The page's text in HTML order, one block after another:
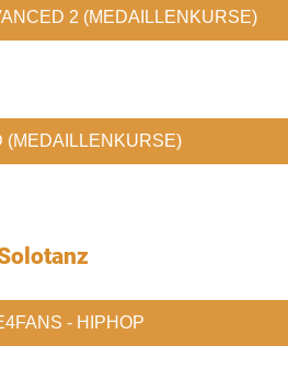
2 (MEDAILLENKURSE)
(MEDAILLENKURSE)
- HIPHOP